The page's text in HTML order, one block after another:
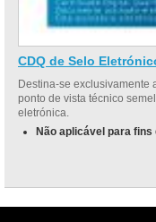
CDQ de Selo
Destina-se exclusivamente
ponto de vista técnico
eletrónica.
Não aplicável para